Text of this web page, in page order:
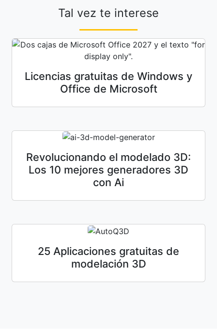
Tal vez te interese
Licencias gratuitas de Windows y
Office de Microsoft
Revolucionando el modelado 3D:
Los 10 mejores generadores 3D
con Ai
25 Aplicaciones gratuitas de
modelación 3D